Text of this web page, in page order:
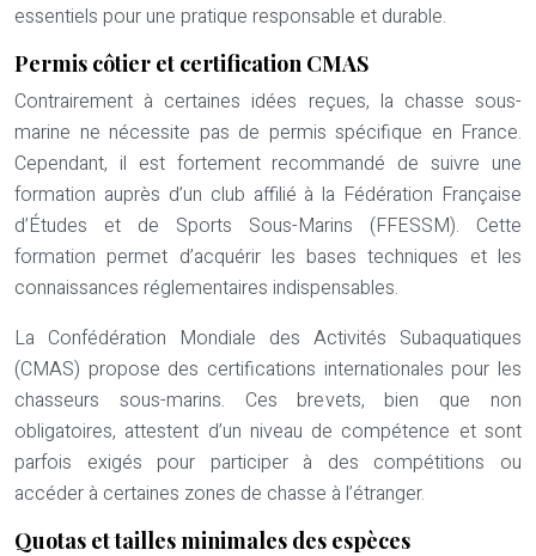
essentiels pour une pratique responsable et durable.
Permis côtier et certification CMAS
Contrairement à certaines idées reçues, la chasse sous-
marine ne nécessite pas de permis spécifique en France.
Cependant, il est fortement recommandé de suivre une
formation auprès d’un club affilié à la Fédération Française
d’Études et de Sports Sous-Marins (FFESSM). Cette
formation permet d’acquérir les bases techniques et les
connaissances réglementaires indispensables.
La Confédération Mondiale des Activités Subaquatiques
(CMAS) propose des certifications internationales pour les
chasseurs sous-marins. Ces brevets, bien que non
obligatoires, attestent d’un niveau de compétence et sont
parfois exigés pour participer à des compétitions ou
accéder à certaines zones de chasse à l’étranger.
Quotas et tailles minimales des espèces